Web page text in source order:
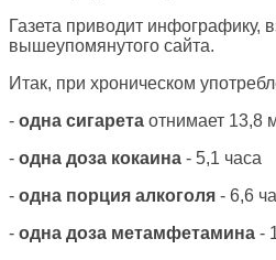
Газета приводит инфографику,
вышеупомянутого сайта.
Итак, при хроническом
- одна сигарета отнимает 13,8
- одна доза кокаина - 5,1 часа
- одна порция алкоголя - 6,6
- одна доза метамфетамина -